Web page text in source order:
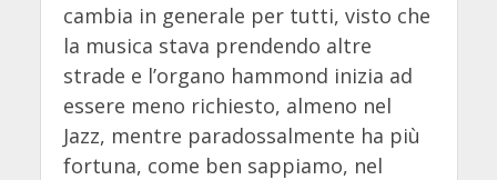
cambia in generale per tutti, visto che
la musica stava prendendo altre
strade e l’organo hammond inizia ad
essere meno richiesto, almeno nel
Jazz, mentre paradossalmente ha più
fortuna, come ben sappiamo, nel